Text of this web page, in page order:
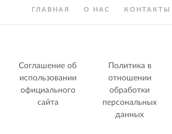
ГЛАВНАЯ О НАС КОНТАКТЫ
Соглашение об
использовании
официального
сайта
Политика в
отношении
обработки
персональных
данных